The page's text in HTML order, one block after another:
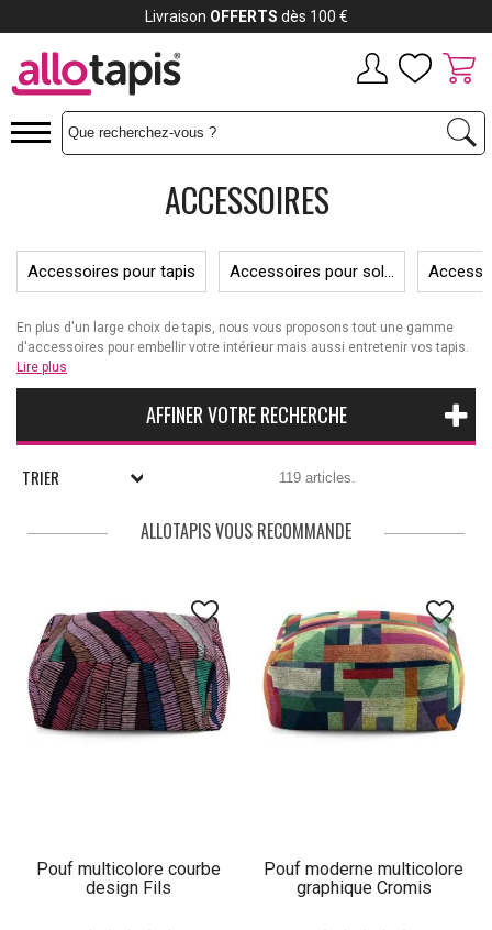
ACCESSOIRES
Accessoires pour tapis Accessoires pour sol...
En plus d'un large choix de tapis, nous vous proposons tout une gamme
d'accessoires pour embellir votre intérieur mais aussi entretenir vos tapis.
Nous vous proposons notamment des
cas où vous tâcheriez votre tapis (parce qu’on est jamais à l’abri d’une
tapis antidérapantspour votre sécurité, fini les chutes et les
accidents ; de nombreux coussins, poufs et autresaccessoires de
décoration. Tout ce qu’il vous faut pour une décoration parfaite !
Lire plus
AFFINER VOTRE RECHERCHE
TRIER 119 articles.
ALLOTAPIS VOUS RECOMMANDE
Pouf multicolore courbe
design Fils
Pouf moderne multicolore
graphique Cromis
Payez jusqu'à12x